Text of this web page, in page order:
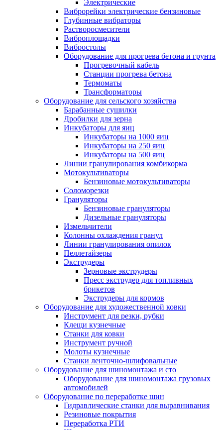
Электрические
Виброрейки электрические бензиновые
Глубинные вибраторы
Растворосмесители
Виброплощадки
Вибростолы
Оборудование для прогрева бетона и грунта
Прогревочный кабель
Станции прогрева бетона
Термоматы
Трансформаторы
Оборудование для сельского хозяйства
Барабанные сушилки
Дробилки для зерна
Инкубаторы для яиц
Инкубаторы на 1000 яиц
Инкубаторы на 250 яиц
Инкубаторы на 500 яиц
Линии гранулирования комбикорма
Мотокультиваторы
Бензиновые мотокультиваторы
Соломорезки
Грануляторы
Бензиновые грануляторы
Дизельные грануляторы
Измельчители
Колонны охлаждения гранул
Линии гранулирования опилок
Пеллетайзеры
Экструдеры
Зерновые экструдеры
Пресс экструдер для топливных
брикетов
Экструдеры для кормов
Оборудование для художественной ковки
Инструмент для резки, рубки
Клещи кузнечные
Станки для ковки
Инструмент ручной
Молоты кузнечные
Станки ленточно-шлифовальные
Оборудование для шиномонтажа и сто
Оборудование для шиномонтажа грузовых
автомобилей
Оборудование по переработке шин
Гидравлические станки для выравнивания
Резиновые покрытия
Переработка РТИ